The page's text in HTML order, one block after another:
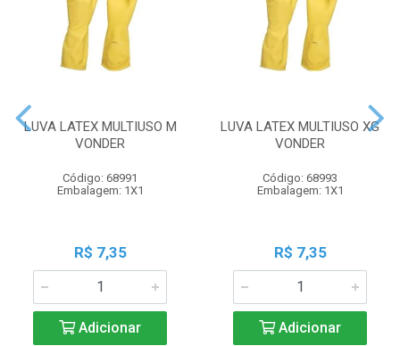
LUVA LATEX MULTIUSO M
VONDER
Código: 68991
Embalagem: 1X1
R$ 7,35
Adicionar
LUVA LATEX MULTIUSO XG
VONDER
Código: 68993
Embalagem: 1X1
R$ 7,35
Adicionar